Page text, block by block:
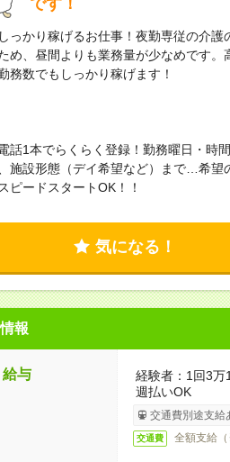
っかり稼げるお仕事！夜勤専従の介護
め、昼間よりも業務量が少なめです
務数でもしっかり稼げます！
話1本でらくらく登録！勤務曜日・時
施設形態（デイ希望など）まで…希望
ピードスタートOK！！
気になる！
報
給与
経験者：1回3
週払いOK
交通費別途支給
交通費 全額支給